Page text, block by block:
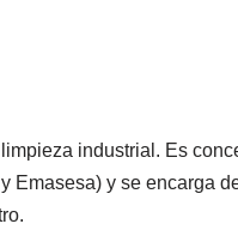
industrial. Es
y se encarga